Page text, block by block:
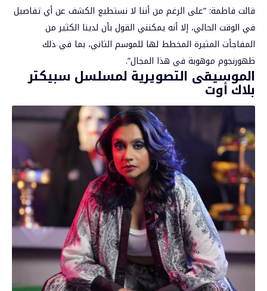
قالت فاطمة: “على الرغم من أننا لا نستطيع الكشف عن أي تفاصيل
في الوقت الحالي، إلا أنه يمكنني القول بأن لدينا الكثير من
المفاجأت المثيرة المخطط لها للموسم الثاني، بما في ذلك
ظهورنجوم موهوبة في هذا المجال”.
الموسيقى التصويرية لمسلسل سبيكتر
بلاك أوت